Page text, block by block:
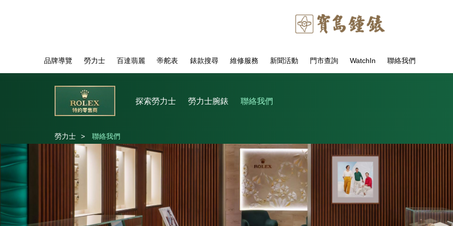
品牌導覽 勞力士 百達翡麗 帝舵表 錶款搜尋 維修服務 新聞活動 門市查詢 WatchIn 聯絡我們
探索勞力士 勞力士腕錶 聯絡我們
勞力士 > 聯絡我們